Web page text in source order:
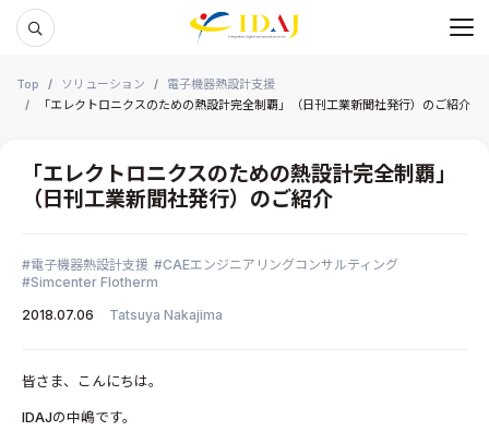
メ
Top ソリューション
電子機器熱設計支援
「エレクトロニクスのための熱設計完全制覇」（日刊工業新聞社発行）のご紹介
「エレクトロニクスのための熱設計完全制覇」
（日刊工業新聞社発行）のご紹介
電子機器熱設計支援
CAEエンジニアリングコンサルティング
Simcenter Flotherm
2018.07.06
Tatsuya Nakajima
皆さま、こんにちは。
IDAJの中嶋です。